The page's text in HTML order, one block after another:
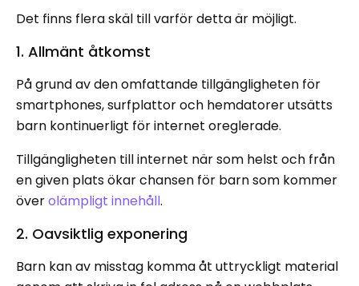
Det finns flera skäl till varför detta är möjligt.
1. Allmänt åtkomst
På grund av den omfattande tillgängligheten för
smartphones, surfplattor och hemdatorer utsätts
barn kontinuerligt för internet oreglerade.
Tillgängligheten till internet när som helst och från
en given plats ökar chansen för barn som kommer
överolämpligt innehåll.
2. Oavsiktlig exponering
Barn kan av misstag komma åt uttryckligt material